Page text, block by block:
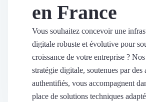
Vitrine & média
Suivi du ROI
Voir tous nos avis clients
en France
Vous souhaitez concevoir une
digitale robuste et évolutive pour
croissance de votre entreprise ?
stratégie digitale, soutenues par des
authentifiés, vous accompagnent
place de solutions techniques